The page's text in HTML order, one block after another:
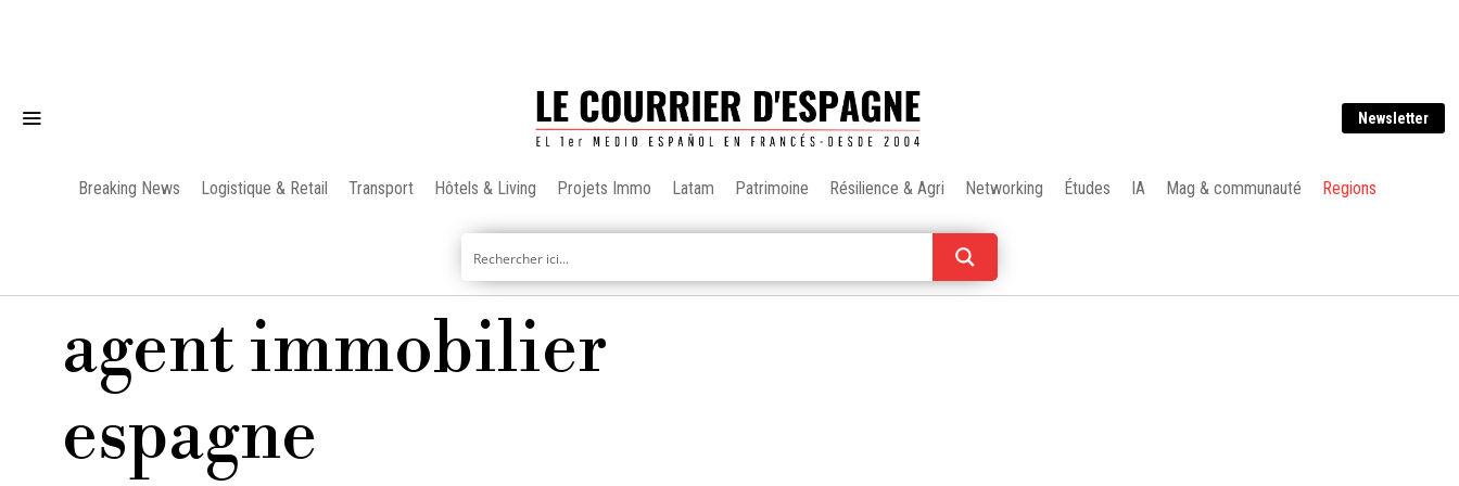
Newsletter
Breaking News Logistique & Retail Transport Hôtels & Living Projets Immo Latam Patrimoine Résilience & Agri Networking Études IA Mag & communauté Regions
agent immobilier
espagne